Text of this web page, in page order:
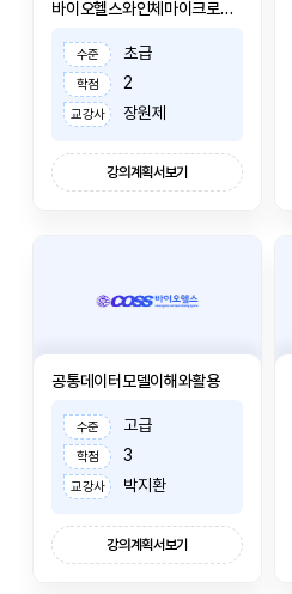
바이오헬스와인체마이크로바이옴
수준 초급
학점 2
교강사 장원제
강의계획서보기
공통데이터모델이해와활용
수준 고급
학점 3
교강사 박지환
강의계획서보기